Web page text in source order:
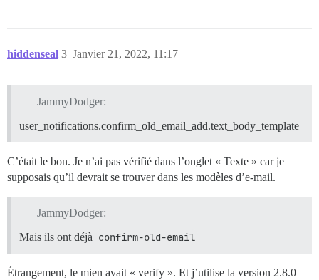
hiddenseal Janvier 21, 2022, 11:17
3
JammyDodger:
user_notifications.confirm_old_email_add.text_body_template
C’était le bon. Je n’ai pas vérifié dans l’onglet « Texte » car je
supposais qu’il devrait se trouver dans les modèles d’e-mail.
JammyDodger:
Mais ils ont déjà confirm-old-email
Étrangement, le mien avait « verify ». Et j’utilise la version 2.8.0